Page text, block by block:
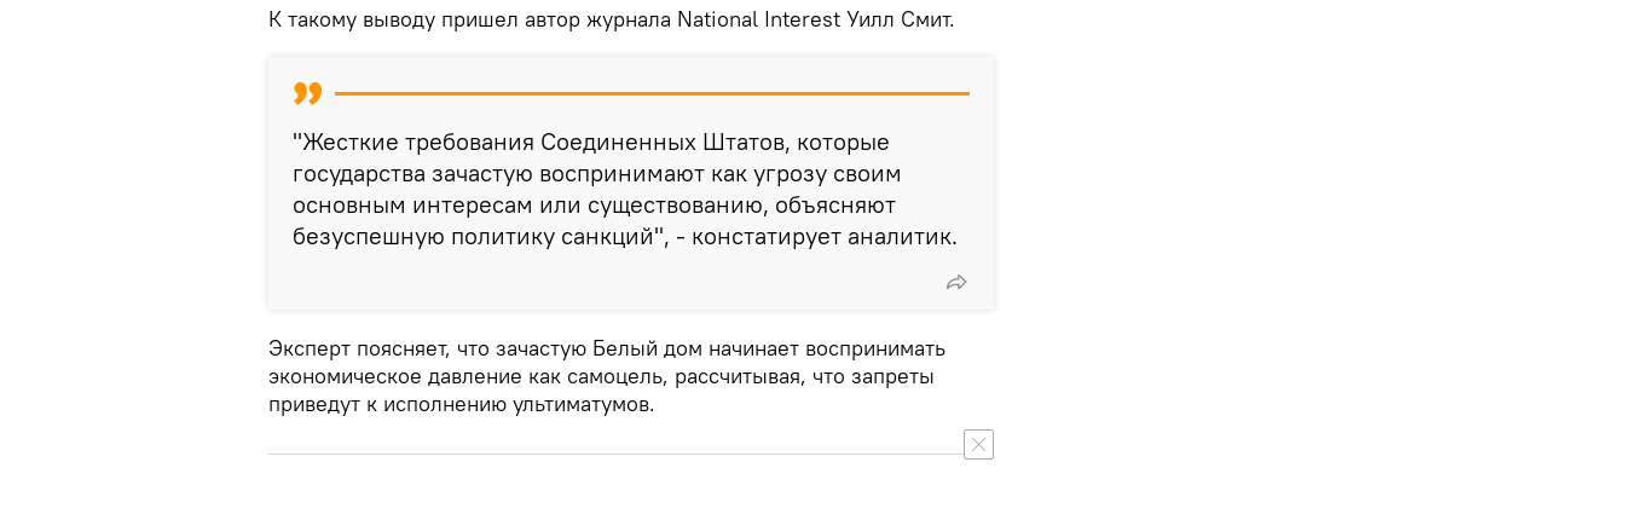
К такому выводу пришел автор журнала National Interest Уилл Смит.
"Жесткие требования Соединенных Штатов, которые
государства зачастую воспринимают как угрозу своим
основным интересам или существованию, объясняют
безуспешную политику санкций", - констатирует аналитик.
Эксперт поясняет, что зачастую Белый дом начинает воспринимать
экономическое давление как самоцель, рассчитывая, что запреты
приведут к исполнению ультиматумов.